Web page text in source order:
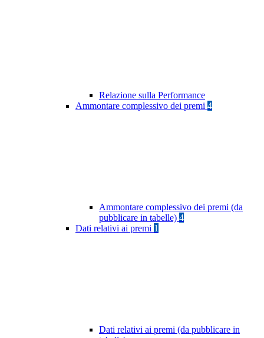
Relazione sulla Performance
Ammontare complessivo dei premi 4
Ammontare complessivo dei premi (da
pubblicare in tabelle) 4
Dati relativi ai premi 1
Dati relativi ai premi (da pubblicare in